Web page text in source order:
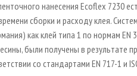
нанесения Ecoflex 7230
сборки и расходу клея.
как клей типа 1 по нормам EN
были получены в результате
со стандартами EN 717-1 и